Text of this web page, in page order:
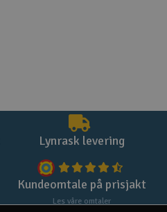
Lynrask levering
Kundeomtale på prisjakt
Les våre omtaler